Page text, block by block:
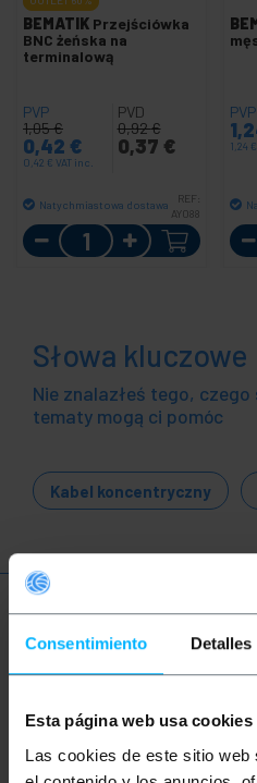
Consentimiento Detalles
Esta página web usa cookies
Las cookies de este sitio
BEMATIK Przejściówka
BNC żeńska na
terminalową
PVP
1,05€
0,42 €
0,42 € VAT inc.
PVD
0,92€
0,37 €
Natychmiastowa dostawa
REF:
AY088
Ilość
PVP
1,24 €
Słowa kluczowe
Nie znalazłeś tego, czego
tematy mogą ci pomóc
Kabel koncentryczny
Więcej
Kabel koncentryczny typu